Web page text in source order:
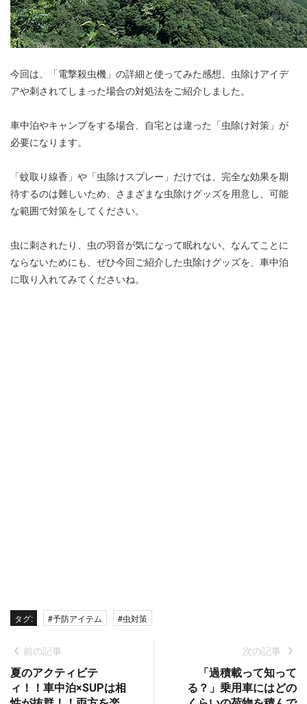
今回は、「電撃殺虫機」の詳細と使ってみた感想、虫除けアイデ
アや刺されてしまった場合の対処法をご紹介しました。
車中泊やキャンプをする場合、自宅とは違った「虫除け対策」が
必要になります。
「蚊取り線香」や「虫除けスプレー」だけでは、完全な効果を期
待するのは難しいため、さまざまな虫除けグッズを用意し、可能
な範囲で対策をしてください。
虫に刺されたり、虫の羽音が気になって眠れない、なんてことに
ならないためにも、ぜひ今回ご紹介した虫除けグッズを、車中泊
に取り入れてみてくださいね。
タグ: #予防アイテム #虫対策
前の記事
夏のアクティビテ
ィ！！車中泊×SUPは相
次の記事
「過積載って知って
る？」乗用車にはどの